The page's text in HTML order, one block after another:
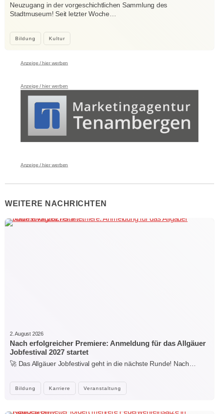
Bildung Kultur
Neuzugang in der vorgeschichtlichen Sammlung des
Stadtmuseum! Seit letzter Woche…
Anzeige / hier werben
Anzeige / hier werben
Anzeige / hier werben
WEITERE NACHRICHTEN
Bildung Karriere Veranstaltung
2. August 2026
Nach erfolgreicher Premiere: Anmeldung für das Allgäuer
Jobfestival 2027 startet
🚀 Das Allgäuer Jobfestival geht in die nächste Runde! Nach…